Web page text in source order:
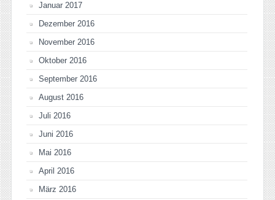
Januar 2017
Dezember 2016
November 2016
Oktober 2016
September 2016
August 2016
Juli 2016
Juni 2016
Mai 2016
April 2016
März 2016